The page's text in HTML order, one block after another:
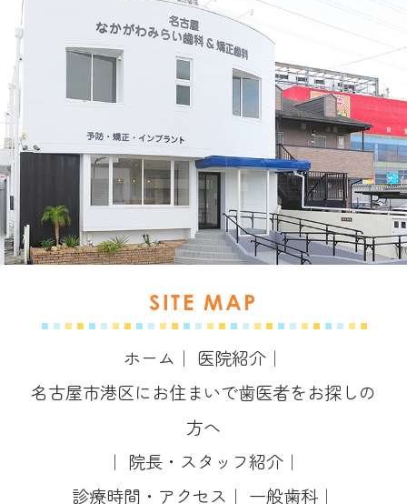
SITE MAP
ホーム ｜ 医院紹介 ｜
名古屋市港区にお住まいで歯医者をお探しの
方へ
｜ 院長・スタッフ紹介 ｜
診療時間・アクセス ｜ 一般歯科 ｜